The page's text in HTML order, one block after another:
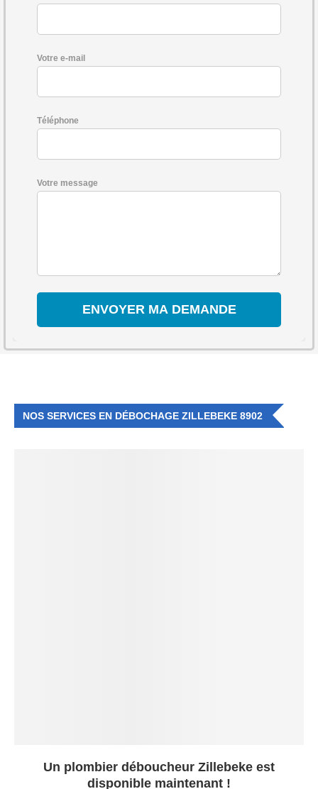
Votre e-mail
Téléphone
Votre message
NOS SERVICES EN DÉBOCHAGE ZILLEBEKE 8902
Un plombier déboucheur Zillebeke est
disponible maintenant !